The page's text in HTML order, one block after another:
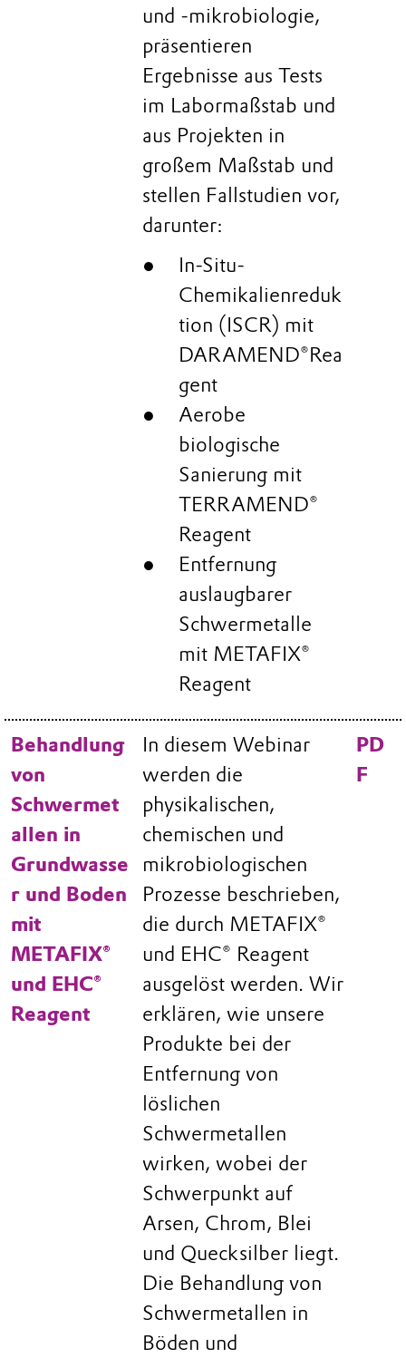
und -mikrobiologie,
präsentieren
Ergebnisse aus Tests
im Labormaßstab und
aus Projekten in
großem Maßstab und
stellen Fallstudien vor,
darunter:
In-Situ-
Chemikalienreduk
tion (ISCR) mit
DARAMEND®Rea
gent
Aerobe
biologische
Sanierung mit
TERRAMEND®
Reagent
Entfernung
auslaugbarer
Schwermetalle
mit METAFIX®
Reagent
Behandlung
von
Schwermet
allen in
Grundwasse
r und Boden
mit
METAFIX®
und EHC®
Reagent
In diesem Webinar
werden die
physikalischen,
chemischen und
mikrobiologischen
Prozesse beschrieben,
die durch METAFIX®
und EHC® Reagent
ausgelöst werden. Wir
erklären, wie unsere
Produkte bei der
Entfernung von
löslichen
Schwermetallen
wirken, wobei der
Schwerpunkt auf
Arsen, Chrom, Blei
und Quecksilber liegt.
Die Behandlung von
Schwermetallen in
Böden und
PD
F